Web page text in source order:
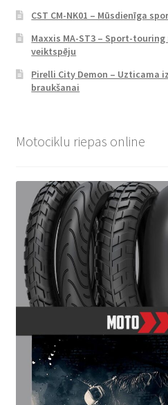
CST CM-NK01 – Mūsdienīga
Maxxis MA-ST3 – Sport-
veiktspēju
Pirelli City Demon – Uzticama
braukšanai
Motociklu riepas online